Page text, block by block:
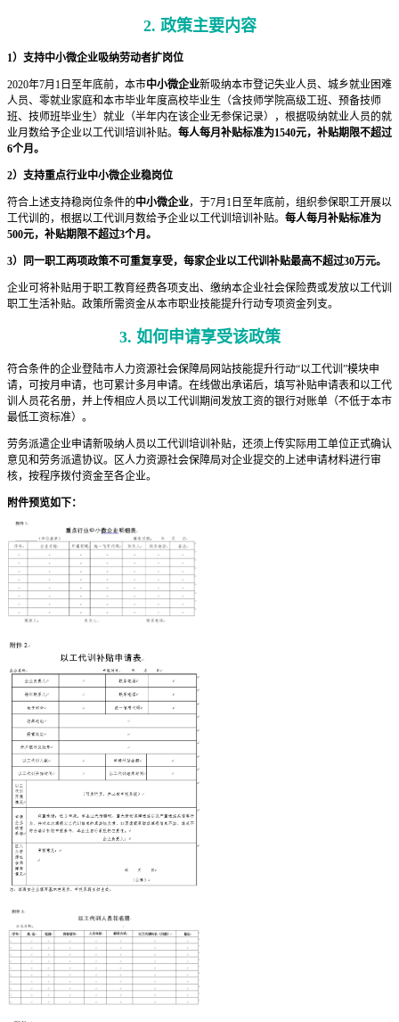
2. 政策主要内容
1）支持中小微企业吸纳劳动者扩岗位
2020年7月1日至年底前，本市中小微企业新吸纳本市登记失业人员、城乡就业困难
人员、零就业家庭和本市毕业年度高校毕业生（含技师学院高级工班、预备技师
班、技师班毕业生）就业（半年内在该企业无参保记录），根据吸纳就业人员的就
业月数给予企业以工代训培训补贴。 每人每月补贴标准为1540元，补贴期限不超过
6个月。
2）支持重点行业中小微企业稳岗位
符合上述支持稳岗位条件的中小微企业，于7月1日至年底前，组织参保职工开展以
工代训的，根据以工代训月数给予企业以工代训培训补贴。 每人每月补贴标准为
500元，补贴期限不超过3个月。
3）同一职工两项政策不可重复享受，每家企业以工代训补贴最高不超过30万元。
企业可将补贴用于职工教育经费各项支出、缴纳本企业社会保险费或发放以工代训
职工生活补贴。政策所需资金从本市职业技能提升行动专项资金列支。
3. 如何申请享受该政策
符合条件的企业登陆市人力资源社会保障局网站技能提升行动“以工代训”模块申
请，可按月申请，也可累计多月申请。在线做出承诺后，填写补贴申请表和以工代
训人员花名册，并上传相应人员以工代训期间发放工资的银行对账单（不低于本市
最低工资标准）。
劳务派遣企业申请新吸纳人员以工代训培训补贴，还须上传实际用工单位正式确认
意见和劳务派遣协议。区人力资源社会保障局对企业提交的上述申请材料进行审
核，按程序拨付资金至各企业。
附件预览如下：